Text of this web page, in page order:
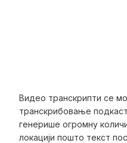
Видео транскрипти се
транскрибовање
генерише огромну
локацији пошто текст